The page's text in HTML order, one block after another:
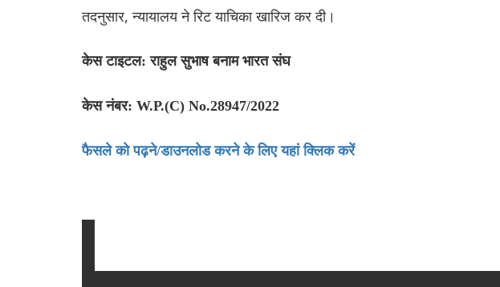
तदनुसार, न्यायालय ने रिट याचिका खारिज कर दी।
केस टाइटल: राहुल सुभाष बनाम भारत संघ
केस नंबर: W.P.(C) No.28947/2022
फैसले को पढ़ने/डाउनलोड करने के लिए यहां क्लिक करें